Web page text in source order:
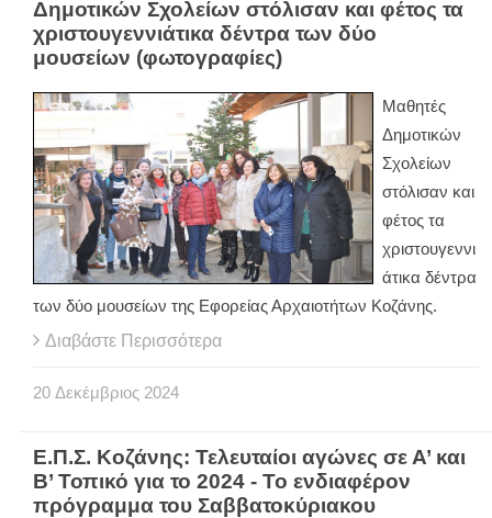
Δημοτικών Σχολείων στόλισαν και φέτος τα
χριστουγεννιάτικα δέντρα των δύο
μουσείων (φωτογραφίες)
Μαθητές
Δημοτικών
Σχολείων
στόλισαν και
φέτος τα
χριστουγεννι
άτικα δέντρα
των δύο μουσείων της Εφορείας Αρχαιοτήτων Κοζάνης.
Διαβάστε Περισσότερα
20 Δεκέμβριος 2024
Ε.Π.Σ. Κοζάνης: Τελευταίοι αγώνες σε Α’ και
Β’ Τοπικό για το 2024 - Το ενδιαφέρον
πρόγραμμα του Σαββατοκύριακου